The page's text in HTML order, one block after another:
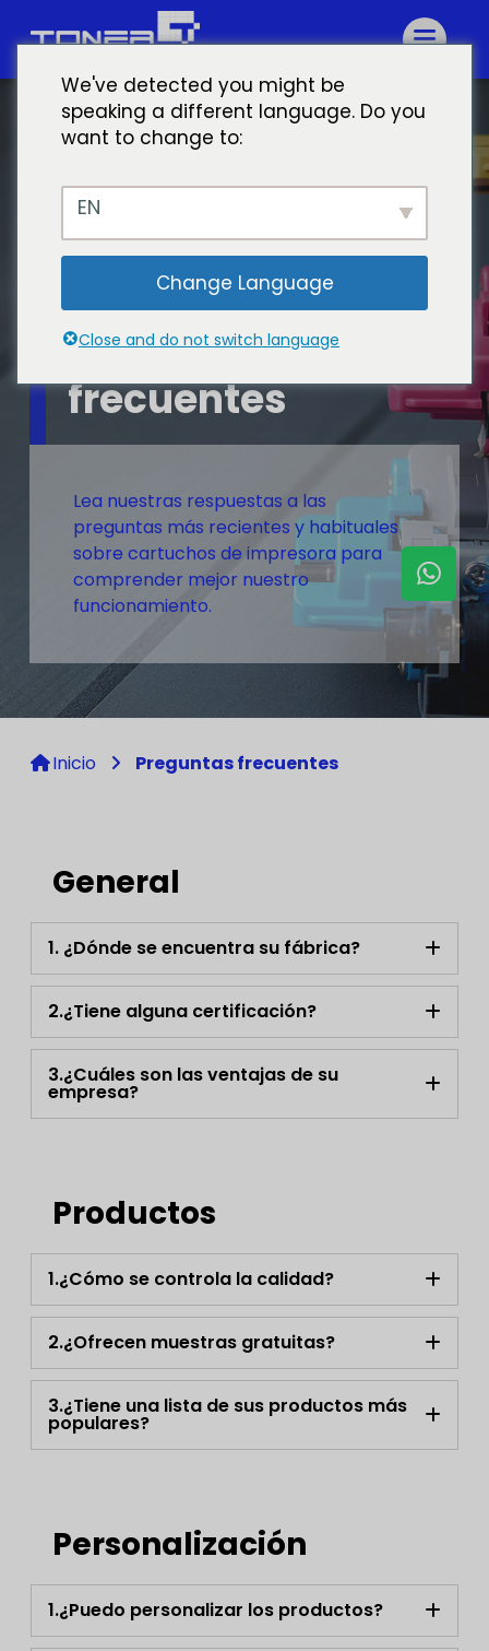
Preguntas
frecuentes
Lea nuestras respuestas a las
preguntas más recientes y habituales
sobre cartuchos de impresora para
comprender mejor nuestro
funcionamiento.
Inicio Preguntas frecuentes
General
1. ¿Dónde se encuentra su fábrica?
2.¿Tiene alguna certificación?
3.¿Cuáles son las ventajas de su
empresa?
Productos
1.¿Cómo se controla la calidad?
2.¿Ofrecen muestras gratuitas?
3.¿Tiene una lista de sus productos más
populares?
Personalización
1.¿Puedo personalizar los productos?
We've detected you might be
speaking a different language. Do you
want to change to:
EN
Change Language
Close and do not switch language